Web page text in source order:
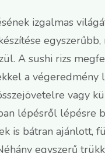
izgalmas
A sushi rizs
a végeredmény
vagy
lépésről lépésre
is bátran ajánlott,
egyszerű